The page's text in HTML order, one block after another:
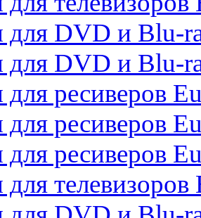
для DVD и Blu-
для DVD и Blu-
ресиверов
ресиверов
ресиверов
телевизоров